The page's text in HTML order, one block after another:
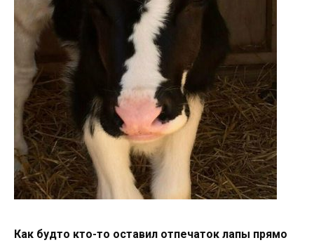
Как будто кто-то оставил отпечаток лапы прямо